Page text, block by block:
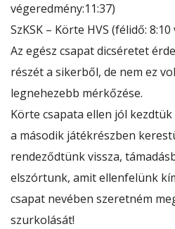
végeredmény:11:37)
SzKSK – Körte HVS (félidő:
Az egész csapat dicséretet
részét a sikerből, de nem ez
legnehezebb mérkőzése.
Körte csapata ellen jól
a második játékrészben
rendeződtünk vissza,
elszórtunk, amit ellenfelünk
csapat nevében szeretném
szurkolását!